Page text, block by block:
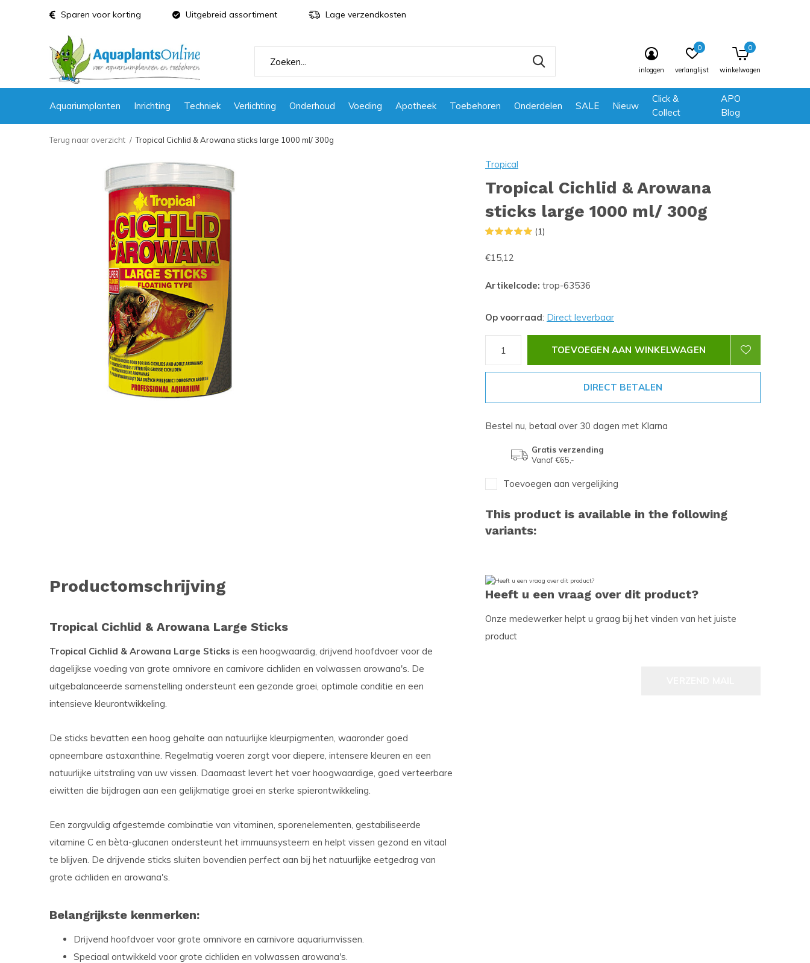
Aquariumplanten Inrichting Techniek Verlichting Onderhoud Voeding Apotheek Toebehoren Onderdelen SALE Nieuw
Click &
Collect
APO
Blog
inloggen verlanglijst
0
winkelwagen
0
Sparen voor korting Uitgebreid assortiment Lage verzendkosten
Terug naar overzicht Tropical Cichlid & Arowana sticks large 1000 ml/ 300g
Tropical
Tropical Cichlid & Arowana
sticks large 1000 ml/ 300g
(1)
€15,12
Artikelcode: trop-63536
Op voorraad: Direct leverbaar
TOEVOEGEN AAN WINKELWAGEN
DIRECT BETALEN
Bestel nu, betaal over 30 dagen met Klarna
Gratis verzending
Vanaf €65,-
Toevoegen aan vergelijking
This product is available in the following
variants:
Productomschrijving
Tropical Cichlid & Arowana Large Sticks
Tropical Cichlid & Arowana Large Sticks is een hoogwaardig, drijvend hoofdvoer voor de
dagelijkse voeding van grote omnivore en carnivore cichliden en volwassen arowana's. De
uitgebalanceerde samenstelling ondersteunt een gezonde groei, optimale conditie en een
intensieve kleurontwikkeling.
De sticks bevatten een hoog gehalte aan natuurlijke kleurpigmenten, waaronder goed
opneembare astaxanthine. Regelmatig voeren zorgt voor diepere, intensere kleuren en een
natuurlijke uitstraling van uw vissen. Daarnaast levert het voer hoogwaardige, goed verteerbare
eiwitten die bijdragen aan een gelijkmatige groei en sterke spierontwikkeling.
Een zorgvuldig afgestemde combinatie van vitaminen, sporenelementen, gestabiliseerde
vitamine C en bèta-glucanen ondersteunt het immuunsysteem en helpt vissen gezond en vitaal
te blijven. De drijvende sticks sluiten bovendien perfect aan bij het natuurlijke eetgedrag van
grote cichliden en arowana's.
Belangrijkste kenmerken:
Drijvend hoofdvoer voor grote omnivore en carnivore aquariumvissen.
Speciaal ontwikkeld voor grote cichliden en volwassen arowana's.
Heeft u een vraag over dit product?
Onze medewerker helpt u graag bij het vinden van het juiste
product